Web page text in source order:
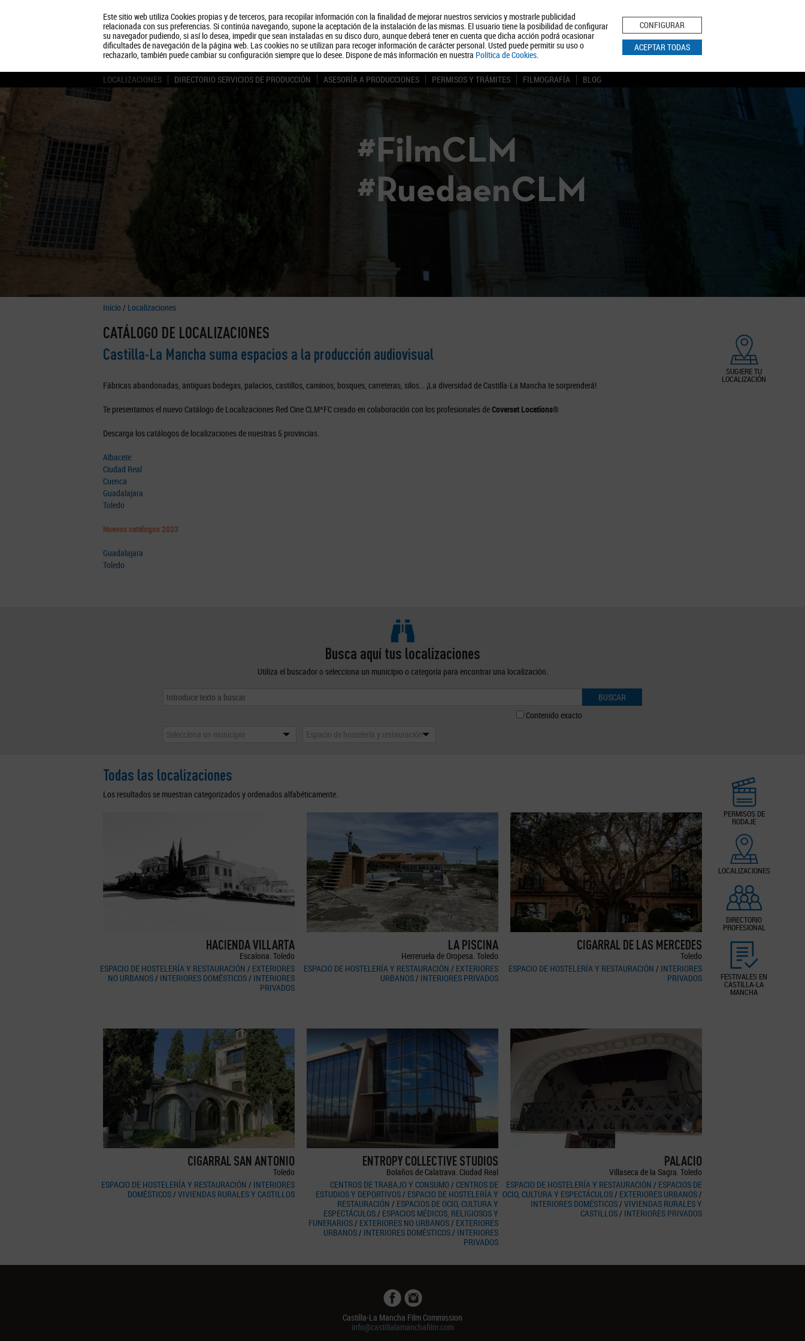
Este sitio web utiliza Cookies propias y de terceros, para recopilar información con la finalidad de mejorar nuestros servicios y mostrarle publicidad
relacionada con sus preferencias. Si continúa navegando, supone la aceptación de la instalación de las mismas. El usuario tiene la posibilidad de configurar
su navegador pudiendo, si así lo desea, impedir que sean instaladas en su disco duro, aunque deberá tener en cuenta que dicha acción podrá ocasionar
dificultades de navegación de la página web. Las cookies no se utilizan para recoger información de carácter personal. Usted puede permitir su uso o
rechazarlo, también puede cambiar su configuración siempre que lo desee. Dispone de más información en nuestra Política de Cookies.
CONFIGURAR
ACEPTAR TODAS
Quiénes somos Turismo Política de Privacidad Aviso Legal Política de Cookies
BUSCAR
LOCALIZACIONES DIRECTORIO SERVICIOS DE PRODUCCIÓN ASESORÍA A PRODUCCIONES PERMISOS Y TRÁMITES FILMOGRAFÍA BLOG
#FilmCLM
#RuedaenCLM
Inicio / Localizaciones
SUGIERE TU
LOCALIZACIÓN
CATÁLOGO DE LOCALIZACIONES
Castilla-La Mancha suma espacios a la producción audiovisual
Fábricas abandonadas, antiguas bodegas, palacios, castillos, caminos, bosques, carreteras, silos... ¡La diversidad de Castilla-La Mancha te sorprenderá!
Te presentamos el nuevo Catálogo de Localizaciones Red Cine CLM*FC creado en colaboración con los profesionales deCoverset Locations®
Descarga los catálogos de localizaciones de nuestras 5 provincias.
Albacete
Ciudad Real
Cuenca
Guadalajara
Toledo
Nuevos catálogos 2023
Guadalajara
Toledo
Busca aquí tus localizaciones
Utiliza el buscador o selecciona un municipio o categoría para encontrar una localización.
BUSCAR
Contenido exacto
Selecciona un municipio
Espacio de hostelería y restauración
PERMISOS DE
RODAJE
LOCALIZACIONES
DIRECTORIO
PROFESIONAL
FESTIVALES EN
CASTILLA-LA
MANCHA
Todas las localizaciones
Los resultados se muestran categorizados y ordenados alfabéticamente.
HACIENDA VILLARTA
Escalona. Toledo
ESPACIO DE HOSTELERÍA Y RESTAURACIÓN / EXTERIORES
NO URBANOS/ INTERIORES DOMÉSTICOS/ INTERIORES
PRIVADOS
LA PISCINA
Herreruela de Oropesa. Toledo
ESPACIO DE HOSTELERÍA Y RESTAURACIÓN / EXTERIORES
URBANOS/ INTERIORES PRIVADOS
CIGARRAL DE LAS MERCEDES
Toledo
ESPACIO DE HOSTELERÍA Y RESTAURACIÓN / INTERIORES
PRIVADOS
CIGARRAL SAN ANTONIO
Toledo
ESPACIO DE HOSTELERÍA Y RESTAURACIÓN / INTERIORES
DOMÉSTICOS/ VIVIENDAS RURALES Y CASTILLOS
ENTROPY COLLECTIVE STUDIOS
Bolaños de Calatrava. Ciudad Real
CENTROS DE TRABAJO Y CONSUMO / CENTROS DE
ESTUDIOS Y DEPORTIVOS/ ESPACIO DE HOSTELERÍA Y
RESTAURACIÓN / ESPACIOS DE OCIO, CULTURA Y
ESPECTÁCULOS/ ESPACIOS MÉDICOS, RELIGIOSOS Y
FUNERARIOS/ EXTERIORES NO URBANOS/ EXTERIORES
URBANOS/ INTERIORES DOMÉSTICOS/ INTERIORES
PRIVADOS
PALACIO
Villaseca de la Sagra. Toledo
ESPACIO DE HOSTELERÍA Y RESTAURACIÓN / ESPACIOS DE
OCIO, CULTURA Y ESPECTÁCULOS/ EXTERIORES URBANOS/
INTERIORES DOMÉSTICOS/ VIVIENDAS RURALES Y
CASTILLOS/ INTERIORES PRIVADOS
Castilla-La Mancha Film Commission
info@castillalamanchafilm.com